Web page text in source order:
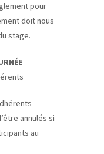
pour
doit nous
stage.
annulés si
au